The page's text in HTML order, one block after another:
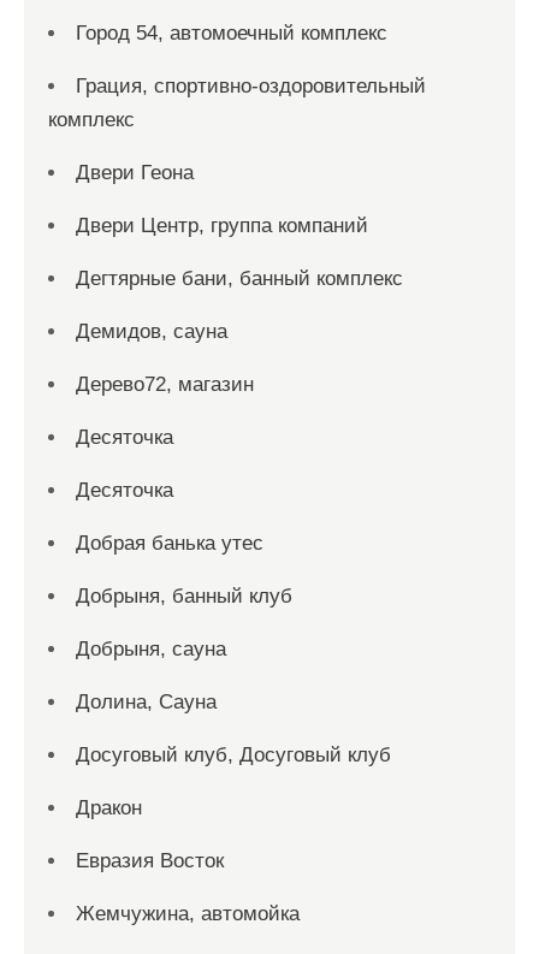
Город 54, автомоечный комплекс
Грация, спортивно-оздоровительный
комплекс
Двери Геона
Двери Центр, группа компаний
Дегтярные бани, банный комплекс
Демидов, сауна
Дерево72, магазин
Десяточка
Десяточка
Добрая банька утес
Добрыня, банный клуб
Добрыня, сауна
Долина, Сауна
Досуговый клуб, Досуговый клуб
Дракон
Евразия Восток
Жемчужина, автомойка